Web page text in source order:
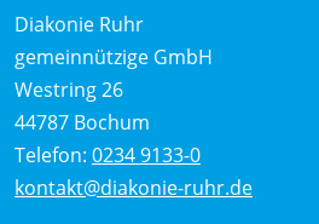
Diakonie Ruhr
gemeinnützige GmbH
Westring 26
44787 Bochum
Telefon: 0234 9133-0
kontakt@diakonie-ruhr.de